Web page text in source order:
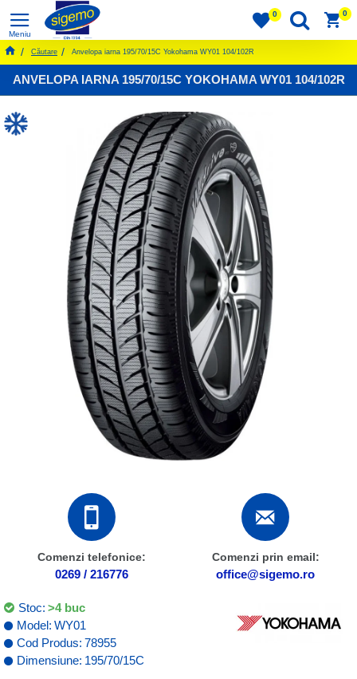
0 0
Căutare Anvelopa iarna 195/70/15C Yokohama WY01 104/102R
ANVELOPA IARNA 195/70/15C YOKOHAMA WY01 104/102R
Comenzi telefonice:
0269 / 216776
Comenzi prin email:
office@sigemo.ro
Stoc: >4 buc
Model: WY01
Cod Produs: 78955
Dimensiune: 195/70/15C